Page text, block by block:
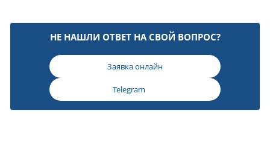
НЕ НАШЛИ ОТВЕТ НА СВОЙ ВОПРОС?
Заявка онлайн
Telegram